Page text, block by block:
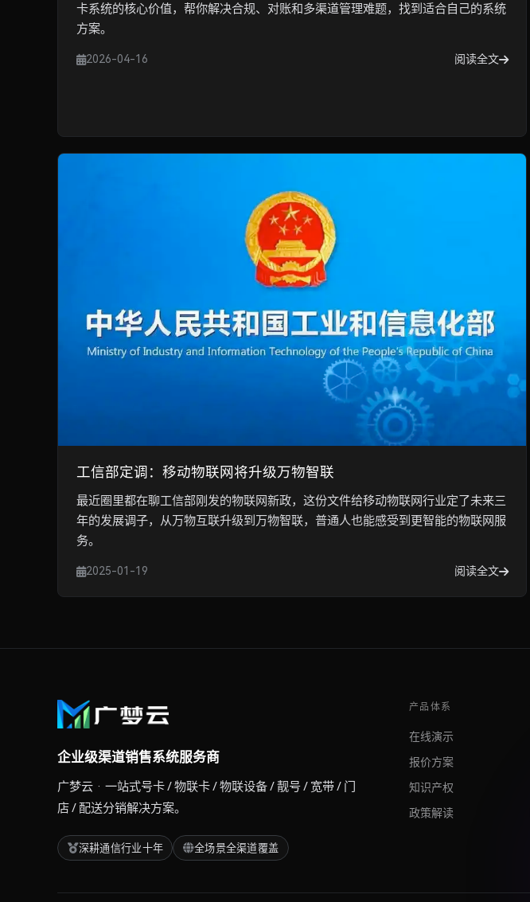
卡系统的核心价值，帮你解决合规、对账和多渠道管理难题，找到适合自己的系统
方案。
2026-04-16 阅读全文
工信部定调：移动物联网将升级万物智联
最近圈里都在聊工信部刚发的物联网新政，这份文件给移动物联网行业定了未来三
年的发展调子，从万物互联升级到万物智联，普通人也能感受到更智能的物联网服
务。
2025-01-19 阅读全文
企业级渠道销售系统服务商
广梦云 · 一站式号卡 / 物联卡 / 物联设备 / 靓号 / 宽带 / 门
店 / 配送分销解决方案。
深耕通信行业十年 全场景全渠道覆盖
产品体系
在线演示
报价方案
知识产权
政策解读